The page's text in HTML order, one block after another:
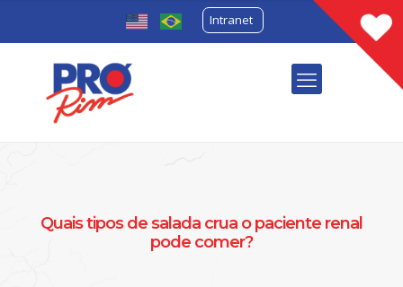
Intranet
Quais tipos de salada crua o paciente renal
pode comer?